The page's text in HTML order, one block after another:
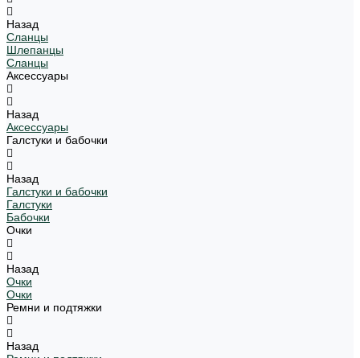
Назад
Сланцы
Шлепанцы
Сланцы
Аксессуары
Назад
Аксессуары
Галстуки и бабочки
Назад
Галстуки и бабочки
Галстуки
Бабочки
Очки
Назад
Очки
Очки
Ремни и подтяжки
Назад